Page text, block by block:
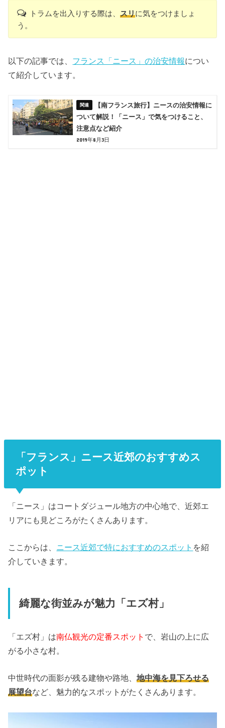
トラムを出入りする際は、 スリに気をつけましょ
う。
以下の記事では、 フランス「ニース」の治安情報につい
て紹介しています。
【南フランス旅行】ニースの治安情報に
ついて解説！「ニース」で気をつけること、
注意点など紹介
2019年8月3日
「フランス」ニース近郊のおすすめス
ポット
「ニース」はコートダジュール地方の中心地で、近郊エ
リアにも見どころがたくさんあります。
ここからは、 ニース近郊で特におすすめのスポット を紹
介していきます。
綺麗な街並みが魅力「エズ村」
「エズ村」は南仏観光の定番スポット で、岩山の上に広
がる小さな村。
中世時代の面影が残る建物や路地、地中海を見下ろせる
展望台など、魅力的なスポットがたくさんあります。